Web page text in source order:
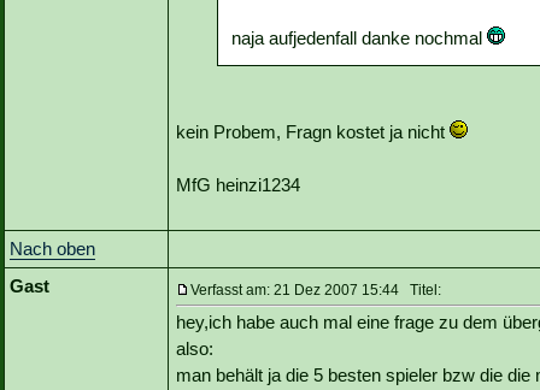
naja aufjedenfall danke nochmal
kein Probem, Fragn kostet ja nicht
MfG heinzi1234
Nach oben
Gast
Verfasst am: 21 Dez 2007 15:44 Titel:
hey,ich habe auch mal eine frage zu dem
also:
man behält ja die 5 besten spieler bzw die die